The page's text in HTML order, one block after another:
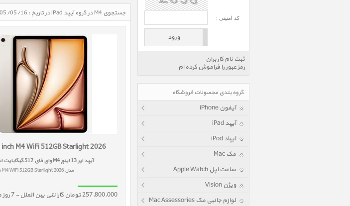
جستجوی M4 در گروه آیپد iPad در تاریخ : 1405/05/16 - ساعت : 14:02
inch M4 WiFi 512GB Starlight 2026
آیپد ایر 13 اینچ M4 وای فای 512 گیگابایت استارلایت 2026
مدل iPad Air 13 inch M4 WiFi 512GB Starlight 2026
257,800,000 تومان گارانتی بین الملل - 7 روز مهلت تست
کد امنیتی :
ثبت نام کاربران
رمز عبور را فراموش کرده ام
گروه بندی محصولات فروشگاه
آیفون iPhone
آیپد iPad
آیپاد iPod
مک Mac
ساعت اپل Apple Watch
ویژن Vision
لوازم جانبی مک Mac Assessories